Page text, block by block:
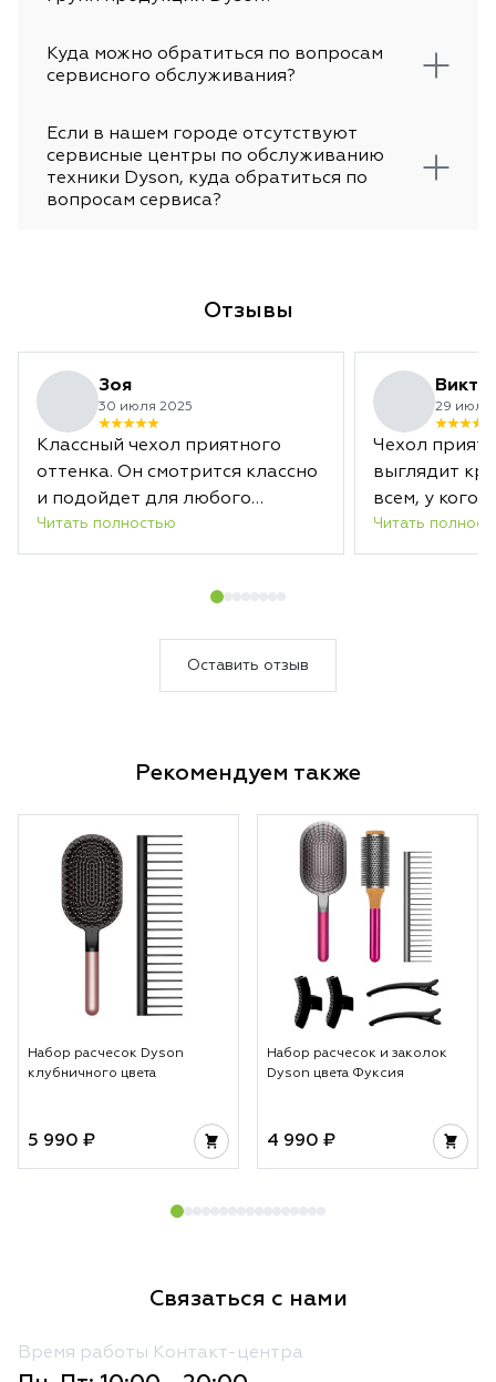
Куда можно обратиться по вопросам
сервисного обслуживания?
Если в нашем городе отсутствуют
сервисные центры по обслуживанию
техники Dyson, куда обратиться по
вопросам сервиса?
Отзывы
Зоя
30 июля 2025
Классный чехол приятного
оттенка. Он смотрится классно
и подойдет для любого
интерьера.
Читать полностью
29 июля
Чехол
выглядит
всем, у кого
Читать
Оставить отзыв
Рекомендуем также
Набор расчесок Dyson
клубничного цвета
5 990 ₽
Набор расчесок и заколок
Dyson цвета Фуксия
4 990 ₽
Связаться с нами
Время работы Контакт-центра